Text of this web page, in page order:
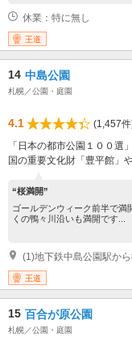
休業：特に無し
王道
14 中島公園
札幌／公園・庭園
4.1
(1,457
「日本の都市公園１００選
国の重要文化財「豊平館」
“桜満開”
ゴールデンウィーク前半で満
くの鴨々川沿いも満開です...
(1)地下鉄中島公園駅か
王道
15 百合が原公園
札幌／公園・庭園